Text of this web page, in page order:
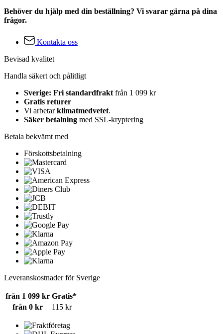
Behöver du hjälp med din beställning? Vi svarar gärna på dina
frågor.
Kontakta oss
Bevisad kvalitet
Handla säkert och pålitligt
Sverige: Fri standardfrakt från 1 099 kr
Gratis returer
Vi arbetarklimatmedvetet.
Säker betalning med SSL-kryptering
Betala bekvämt med
Förskottsbetalning
Leveranskostnader för Sverige
från 1 099 kr Gratis*
från 0 kr
115 kr